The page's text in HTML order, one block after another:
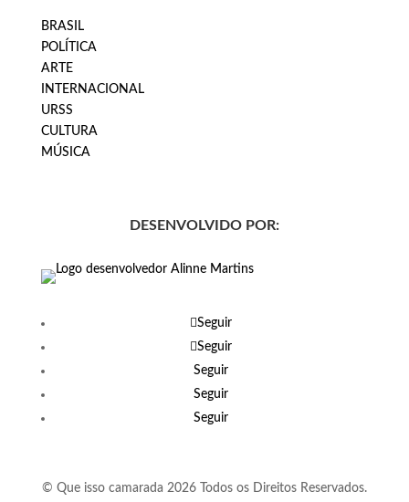
BRASIL
POLÍTICA
ARTE
INTERNACIONAL
URSS
CULTURA
MÚSICA
DESENVOLVIDO POR:
Seguir
Seguir
Seguir
Seguir
Seguir
© Que isso camarada 2026 Todos os Direitos Reservados.